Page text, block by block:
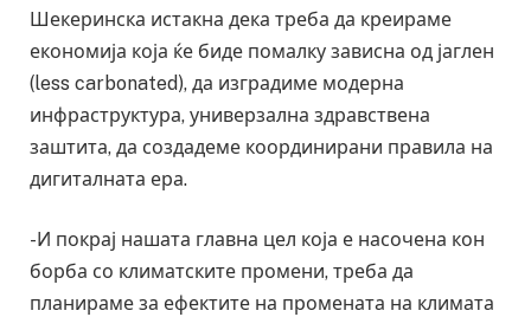
Шекеринска истакна дека треба да креираме
економија која ќе биде помалку зависна од јаглен
(less carbonated), да изградиме модерна
инфраструктура, универзална здравствена
заштита, да создадеме координирани правила на
дигиталната ера.
-И покрај нашата главна цел која е насочена кон
борба со климатските промени, треба да
планираме за ефектите на промената на климата